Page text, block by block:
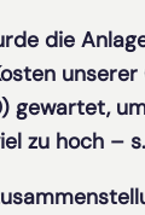
die
gewartet,
zu hoch –